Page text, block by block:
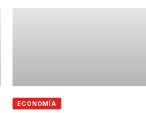
ECONOMÍA